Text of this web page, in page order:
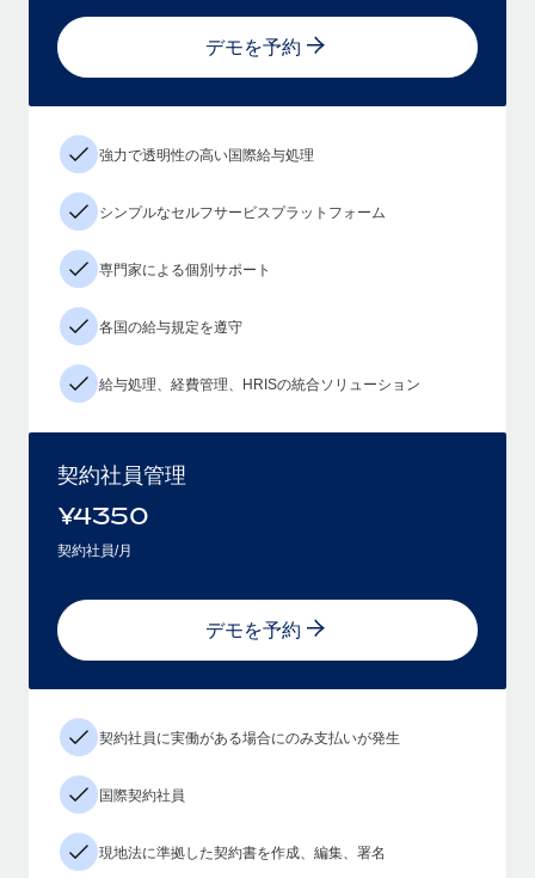
デモを予約
強力で透明性の高い国際給与処理
シンプルなセルフサービスプラットフォーム
専門家による個別サポート
各国の給与規定を遵守
給与処理、経費管理、HRISの統合ソリューション
契約社員管理
¥4350
契約社員/月
デモを予約
契約社員に実働がある場合にのみ支払いが発生
国際契約社員
現地法に準拠した契約書を作成、編集、署名